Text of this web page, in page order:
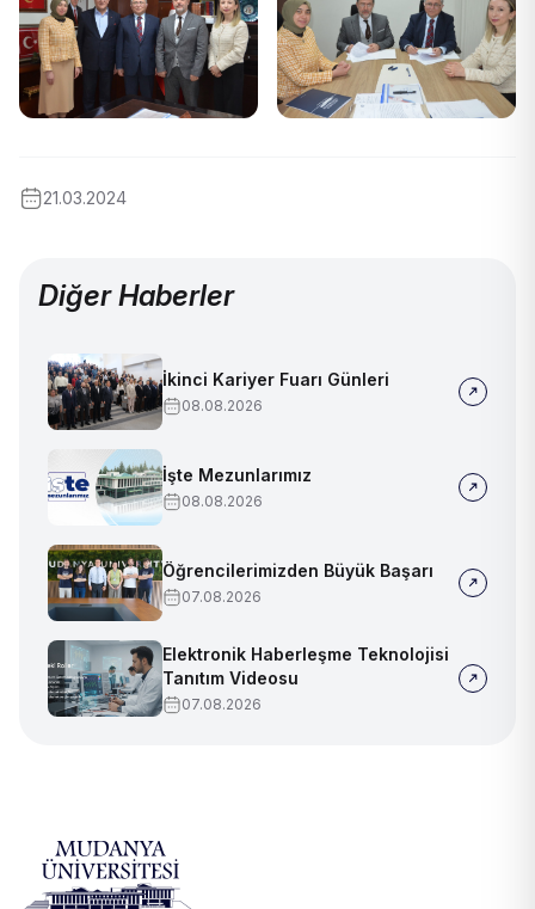
21.03.2024
Diğer Haberler
İkinci Kariyer Fuarı Günleri
08.08.2026
İşte Mezunlarımız
08.08.2026
Öğrencilerimizden Büyük Başarı
07.08.2026
Elektronik Haberleşme Teknolojisi
Tanıtım Videosu
07.08.2026